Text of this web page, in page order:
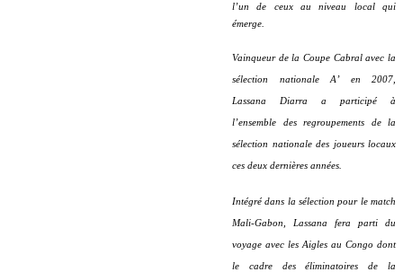
l’un de ceux au niveau local qui
émerge.
Vainqueur de la Coupe Cabral avec la
sélection nationale A’ en 2007,
Lassana Diarra a participé à
l’ensemble des regroupements de la
sélection nationale des joueurs locaux
ces deux dernières années.
Intégré dans la sélection pour le match
Mali-Gabon, Lassana fera parti du
voyage avec les Aigles au Congo dont
le cadre des éliminatoires de la